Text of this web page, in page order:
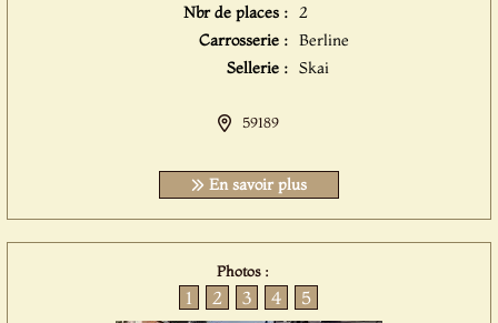
Nbr de places : 2
Carrosserie : Berline
Sellerie : Skai
59189
En savoir plus
Photos :
1 2 3 4 5